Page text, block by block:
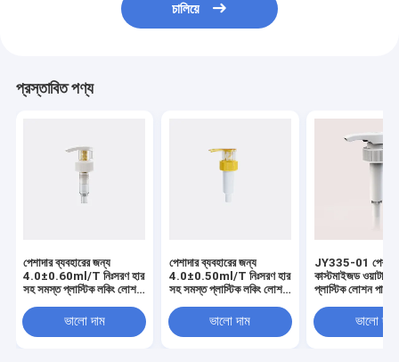
চালিয়ে
প্রস্তাবিত পণ্য
পেশাদার ব্যবহারের জন্য
4.0±0.60ml/T নিঃসরণ হার
সহ সমস্ত প্লাস্টিক লকিং লোশন
ভালো দাম
পেশাদার ব্যবহারের জন্য
4.0±0.50ml/T নিঃসরণ হার
সহ সমস্ত প্লাস্টিক লকিং লোশন
ভালো দাম
JY335-01
কাস্টমাইজড
প্লাস্টিক লোশন পাম্প
ভালো দাম